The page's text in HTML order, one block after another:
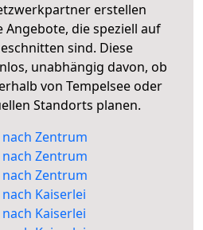
erstellen
die speziell auf
sind. Diese
unabhängig davon, ob
von Tempelsee oder
Standorts planen.
Zentrum
Zentrum
Zentrum
Kaiserlei
Kaiserlei